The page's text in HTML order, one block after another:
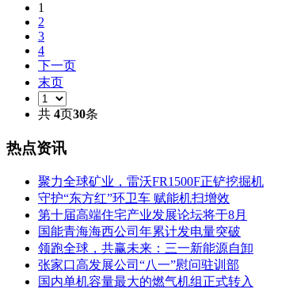
1
2
3
4
下一页
末页
共 4页30条
热点资讯
聚力全球矿业，雷沃FR1500F正铲挖掘机
守护“东方红”环卫车 赋能机扫增效
第十届高端住宅产业发展论坛将于8月
国能青海海西公司年累计发电量突破
领跑全球，共赢未来：三一新能源自卸
张家口高发展公司“八一”慰问驻训部
国内单机容量最大的燃气机组正式转入